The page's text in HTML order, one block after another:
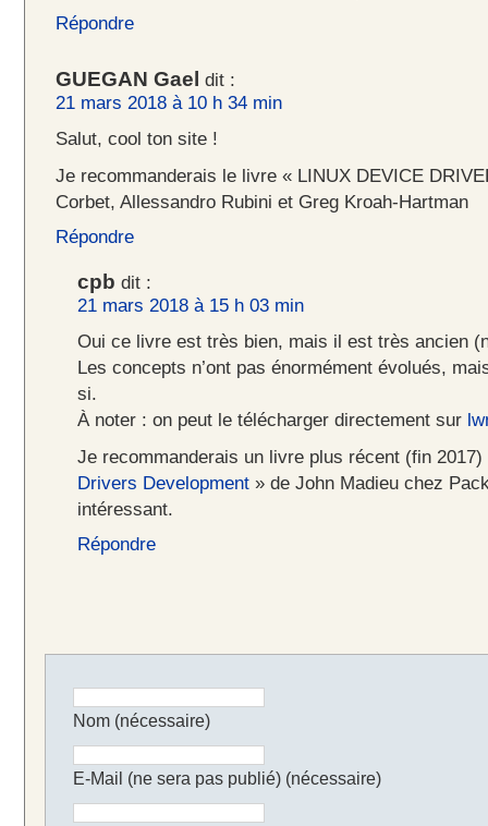
Répondre
GUEGAN Gael dit :
21 mars 2018 à 10 h 34 min
Salut, cool ton site !
Je recommanderais le livre « LINUX DEVICE
Corbet, Allessandro Rubini et Greg Kroah-Hartman
Répondre
cpb dit :
21 mars 2018 à 15 h 03 min
Oui ce livre est très bien, mais il est très ancien
Les concepts n’ont pas énormément évolués,
si.
À noter : on peut le télécharger directement sur
Je recommanderais un livre plus récent (fin
Drivers Development » de John Madieu chez
intéressant.
Répondre
Nom (nécessaire)
E-Mail (ne sera pas publié) (nécessaire)